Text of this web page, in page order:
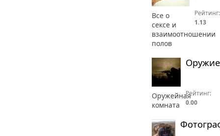
Все о
сексе и
взаимоотношении
полов
Рейтинг:
1.13
Оружие
Оружейная
комната
Рейтинг:
0.00